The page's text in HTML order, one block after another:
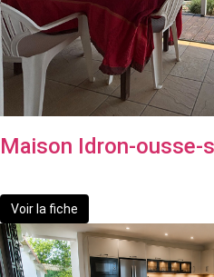
Maison Idron-ousse-
Voir la fiche